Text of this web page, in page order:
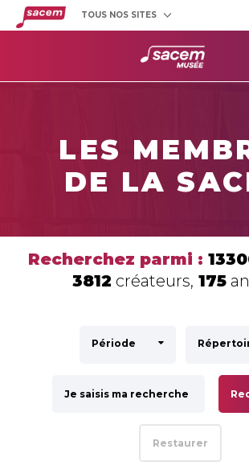
TOUS NOS SITES
des œuvres
LES
DE LA
Recherchez parmi :
3812 créateurs, 175
Période
Restaurer